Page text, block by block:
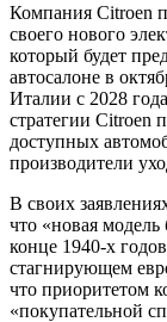
Компания Citroen
своего нового
который будет
автосалоне в
Италии с 2028
стратегии Citroen
доступных
производители
В своих
что «новая модель
конце 1940-х
стагнирующем
что приоритетом
«покупательной